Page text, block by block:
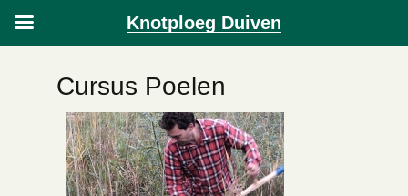
Cursus Poelen
Knotploeg Duiven